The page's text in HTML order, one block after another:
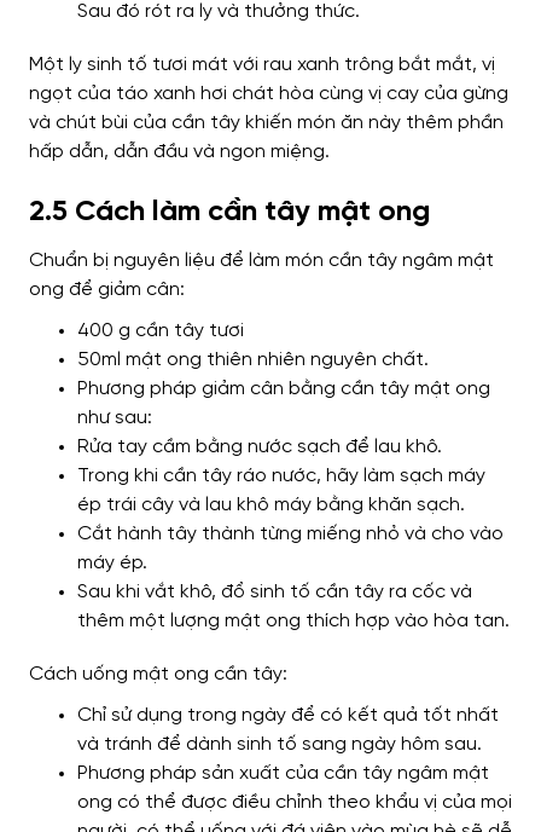
Sau đó rót ra ly và thưởng thức.
Một ly sinh tố tươi mát với rau xanh trông bắt mắt, vị
ngọt của táo xanh hơi chát hòa cùng vị cay của gừng
và chút bùi của cần tây khiến món ăn này thêm phần
hấp dẫn, dẫn đầu và ngon miệng.
2.5 Cách làm cần tây mật ong
Chuẩn bị nguyên liệu để làm món cần tây ngâm mật
ong để giảm cân:
400 g cần tây tươi
50ml mật ong thiên nhiên nguyên chất.
Phương pháp giảm cân bằng cần tây mật ong
như sau:
Rửa tay cầm bằng nước sạch để lau khô.
Trong khi cần tây ráo nước, hãy làm sạch máy
ép trái cây và lau khô máy bằng khăn sạch.
Cắt hành tây thành từng miếng nhỏ và cho vào
máy ép.
Sau khi vắt khô, đổ sinh tố cần tây ra cốc và
thêm một lượng mật ong thích hợp vào hòa tan.
Cách uống mật ong cần tây:
Chỉ sử dụng trong ngày để có kết quả tốt nhất
và tránh để dành sinh tố sang ngày hôm sau.
Phương pháp sản xuất của cần tây ngâm mật
ong có thể được điều chỉnh theo khẩu vị của mọi